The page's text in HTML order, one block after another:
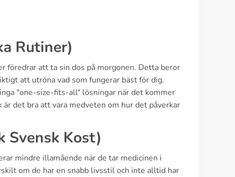
Rutiner)
att ta sin dos på morgonen. Detta beror
att utröna vad som fungerar bäst för dig.
"one-size-fits-all" lösningar när det kommer
det bra att vara medveten om hur det påverkar
Svensk Kost)
mindre illamående när de tar medicinen i
om de har en snabb livsstil och inte alltid har